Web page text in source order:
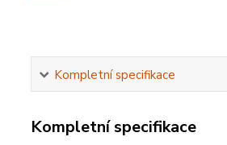
Kompletní specifikace
Kompletní specifikace